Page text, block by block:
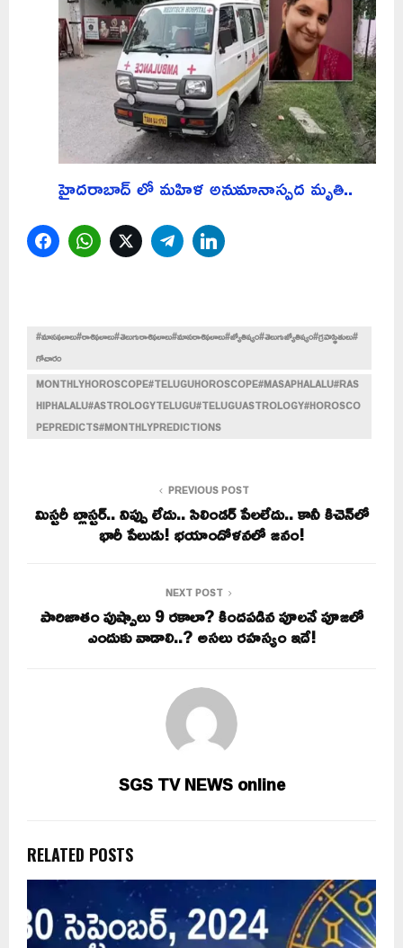
హైదరాబాద్ లో మహిళ అనుమానాస్పద మృతి..
FacebookWhatsAppTwitterTelegram
#మాసఫలాలు#రాశిఫలాలు#తెలుగురాశిఫలాలు#మాసరాశిఫలాలు#జ్యోతిష్యం#తెలుగుజ్యోతిష్యం#గ్రహస్థితులు#
గోచారం
MONTHLYHOROSCOPE#TELUGUHOROSCOPE#MASAPHALALU#RAS
HIPHALALU#ASTROLOGYTELUGU#TELUGUASTROLOGY#HOROSCO
PEPREDICTS#MONTHLYPREDICTIONS
PREVIOUS POST
మిస్టరీ బ్లాస్టర్.. నిప్పు లేదు.. సిలిండర్ పేలలేదు.. కానీ కిచెన్‌లో
భారీ పేలుడు! భయాందోళనలో జనం!
NEXT POST
పారిజాతం పుష్పాలు 9 రకాలా? కిందపడిన పూలనే పూజలో
ఎందుకు వాడాలి..? అసలు రహస్యం ఇదే!
SGS TV NEWS online
RELATED POSTS